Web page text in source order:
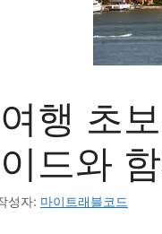
행 초
드와
성자: 마이트래블코드